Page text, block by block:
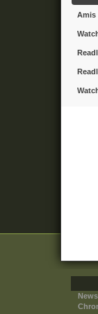
Amis
News